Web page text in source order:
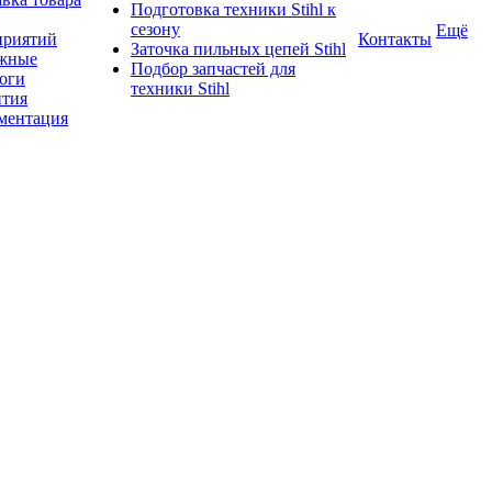
Подготовка техники Stihl к
сезону
Заточка пильных цепей Stihl
Подбор запчастей для
техники Stihl
Контакты Ещё